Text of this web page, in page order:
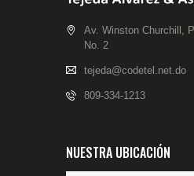
Av. Winston Churchill,
No. 2
tejeda@codetel.net.do
809-334-1213
NUESTRA UBICACIÓN